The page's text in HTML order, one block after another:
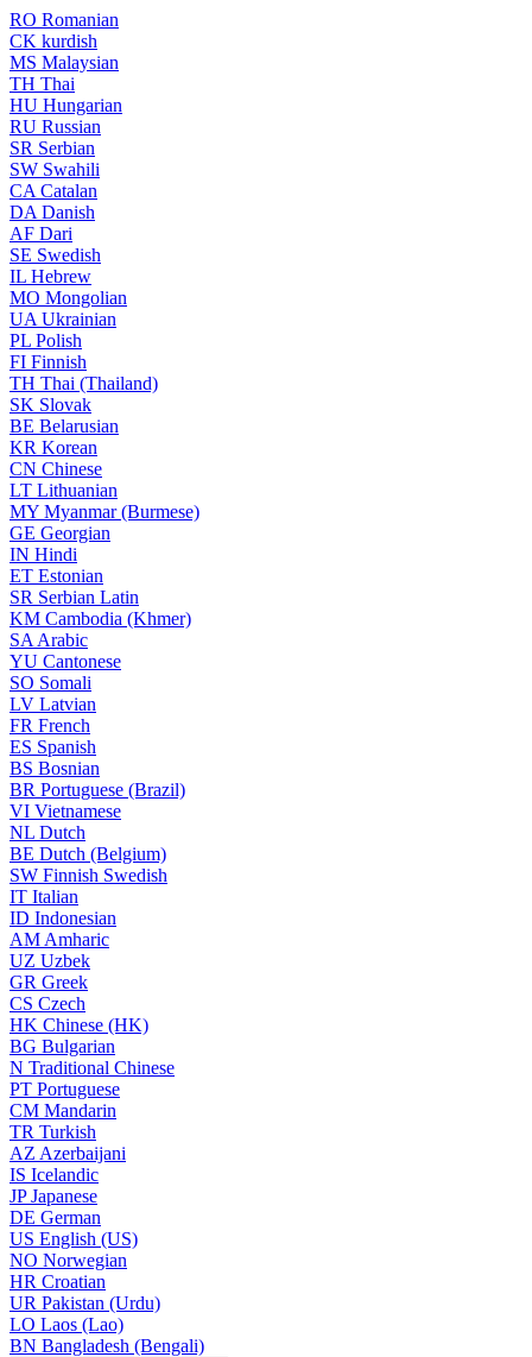
RO Romanian
CK kurdish
MS Malaysian
TH Thai
HU Hungarian
RU Russian
SR Serbian
SW Swahili
CA Catalan
DA Danish
AF Dari
SE Swedish
IL Hebrew
MO Mongolian
UA Ukrainian
PL Polish
FI Finnish
TH Thai (Thailand)
SK Slovak
BE Belarusian
KR Korean
CN Chinese
LT Lithuanian
MY Myanmar (Burmese)
GE Georgian
IN Hindi
ET Estonian
SR Serbian Latin
KM Cambodia (Khmer)
SA Arabic
YU Cantonese
SO Somali
LV Latvian
FR French
ES Spanish
BS Bosnian
BR Portuguese (Brazil)
VI Vietnamese
NL Dutch
BE Dutch (Belgium)
SW Finnish Swedish
IT Italian
ID Indonesian
AM Amharic
UZ Uzbek
GR Greek
CS Czech
HK Chinese (HK)
BG Bulgarian
N Traditional Chinese
PT Portuguese
CM Mandarin
TR Turkish
AZ Azerbaijani
IS Icelandic
JPJapanese
DE German
US English (US)
NO Norwegian
HR Croatian
UR Pakistan (Urdu)
LO Laos (Lao)
BN Bangladesh (Bengali)